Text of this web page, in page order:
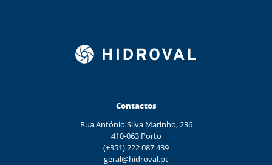
Contactos
Rua António Silva Marinho, 236
410-063 Porto
(+351) 222 087 439
geral@hidroval.pt